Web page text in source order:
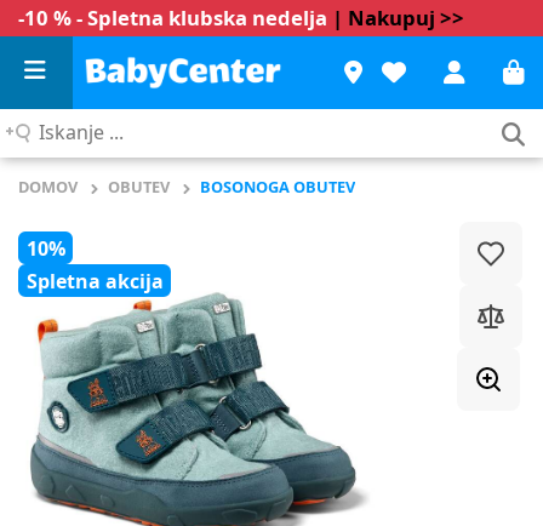
-10 % - Spletna klubska nedelja | Nakupuj >>
Iskanje
DOMOV OBUTEV BOSONOGA OBUTEV
10%
Spletna akcija